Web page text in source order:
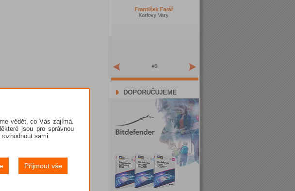
František Farář
Karlovy Vary
#9
DOPORUČUJEME
vědět, co Vás zajímá.
jsou pro správnou
sami.
Přijmout vše